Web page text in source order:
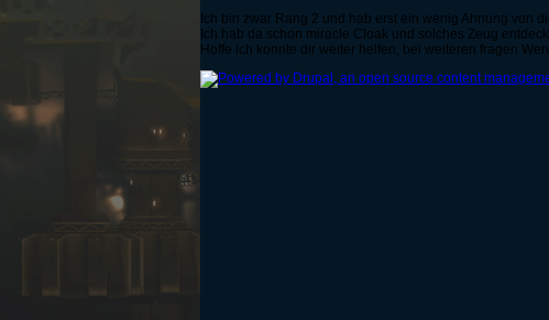
Ich bin zwar Rang 2 und hab erst ein wenig Ahnung von
Ich hab da schon miracle Cloak und solches Zeug
Hoffe ich konnte dir weiter helfen, bei weiteren fragen